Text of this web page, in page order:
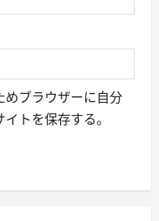
めブラウザーに自分
トを保存する。